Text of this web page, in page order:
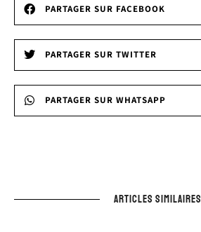
PARTAGER SUR FACEBOOK
PARTAGER SUR TWITTER
PARTAGER SUR WHATSAPP
ARTICLES SIMILAIRES